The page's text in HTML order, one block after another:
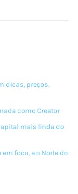
dicas, preços,
como Creator
mais linda do
em foco, e o Norte do